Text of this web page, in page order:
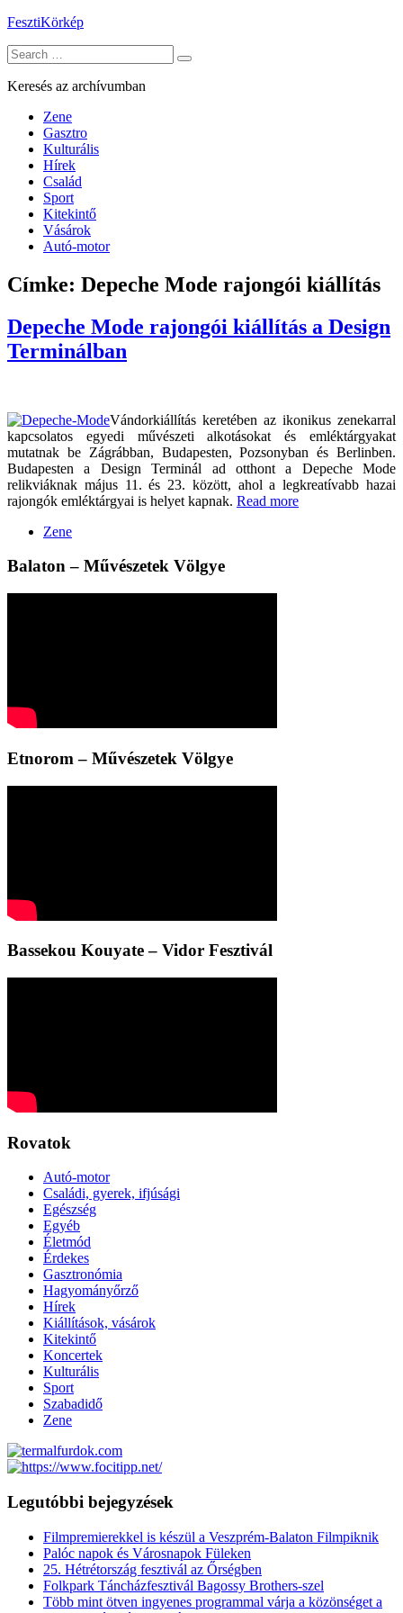
Skip
content
FesztiKörkép
Search
for:
Keresés az archívumban
Zene
Gasztro
Kulturális
Hírek
Család
Sport
Kitekintő
Vásárok
Autó-motor
Címke: Depeche Mode rajongói kiállítás
Depeche Mode rajongói kiállítás a Design
Terminálban
Vándorkiállítás keretében az ikonikus zenekarral
kapcsolatos egyedi művészeti alkotásokat és emléktárgyakat
mutatnak be Zágrábban, Budapesten, Pozsonyban és Berlinben.
Budapesten a Design Terminál ad otthont a Depeche Mode
relikviáknak május 11. és 23. között, ahol a legkreatívabb hazai
rajongók emléktárgyai is helyet kapnak. Read more
Zene
Balaton – Művészetek Völgye
Etnorom – Művészetek Völgye
Bassekou Kouyate – Vidor Fesztivál
Rovatok
Autó-motor
Családi, gyerek, ifjúsági
Egészség
Egyéb
Életmód
Érdekes
Gasztronómia
Hagyományőrző
Hírek
Kiállítások, vásárok
Kitekintő
Koncertek
Kulturális
Sport
Szabadidő
Zene
Legutóbbi bejegyzések
Filmpremierekkel is készül a Veszprém-Balaton Filmpiknik
Palóc napok és Városnapok Füleken
25. Hétrétország fesztivál az Őrségben
Folkpark Táncházfesztivál Bagossy Brothers-szel
Több mint ötven ingyenes programmal várja a közönséget a